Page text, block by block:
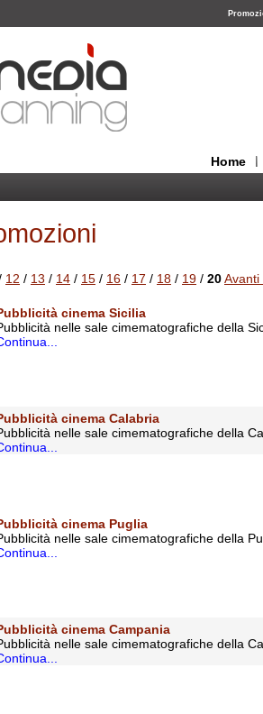
Home
12 / 13 / 14 / 15 / 16 / 17 / 18 / 19 / 20Avanti
cinema Sicilia
nelle sale cimematografiche della
cinema Calabria
nelle sale cimematografiche della
cinema Puglia
nelle sale cimematografiche della
cinema Campania
nelle sale cimematografiche della